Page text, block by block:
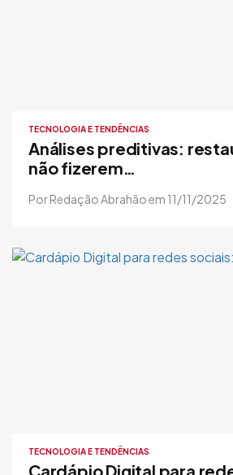
TECNOLOGIA E TENDÊNCIAS
Análises preditivas:
não fizerem…
Por Redação Abrahão em 11/11/2025
TECNOLOGIA E TENDÊNCIAS
Cardápio Digital para